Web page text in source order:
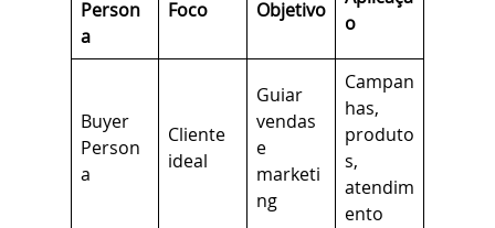
Person
a
Foco Objetivo
o
Buyer
Person
a
Cliente
ideal
Guiar
vendas
e
marketi
ng
Campan
has,
produto
s,
atendim
ento